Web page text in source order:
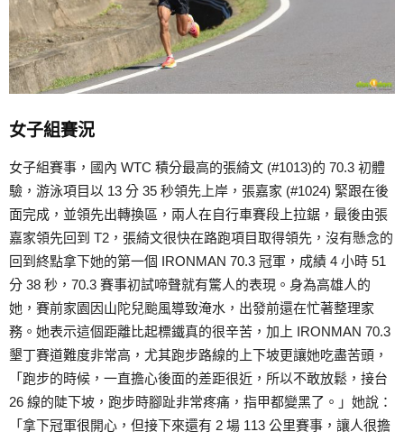
女子組賽況
女子組賽事，國內 WTC 積分最高的張綺文 (#1013)的 70.3 初體
驗，游泳項目以 13 分 35 秒領先上岸，張嘉家 (#1024) 緊跟在後
面完成，並領先出轉換區，兩人在自行車賽段上拉鋸，最後由張
嘉家領先回到 T2，張綺文很快在路跑項目取得領先，沒有懸念的
回到終點拿下她的第一個 IRONMAN 70.3 冠軍，成績 4 小時 51
分 38 秒，70.3 賽事初試啼聲就有驚人的表現。身為高雄人的
她，賽前家園因山陀兒颱風導致淹水，出發前還在忙著整理家
務。她表示這個距離比起標鐵真的很辛苦，加上 IRONMAN 70.3
墾丁賽道難度非常高，尤其跑步路線的上下坡更讓她吃盡苦頭，
「跑步的時候，一直擔心後面的差距很近，所以不敢放鬆，接台
26 線的陡下坡，跑步時腳趾非常疼痛，指甲都變黑了。」她說：
「拿下冠軍很開心，但接下來還有 2 場 113 公里賽事，讓人很擔